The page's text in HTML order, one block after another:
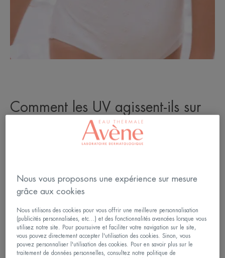
Comment les UV agissent-ils sur
Les UV agissent sur la peau par quatre processus
La réflexion, due aux changements d’indice de
réfraction, surtout importante pour la lumière visible
et l’infra-rouge
La diffraction par les fibres et les cellules de
chacune des couches de la peau, considérable
pour la couche cornée et la couche mélanique
Nous vous proposons une expérience sur mesure
grâce aux cookies
Nous utilisons des cookies pour vous offrir une meilleure personnalisation
(publicités personnalisées, etc...) et des fonctionnalités avancées lorsque vous
utilisez notre site. Pour poursuivre et faciliter votre navigation sur le site,
vous pouvez directement accepter l'utilisation des cookies. Sinon, vous
pouvez personnaliser l'utilisation des cookies. Pour en savoir plus sur le
traitement de données personnelles, consultez notre politique de